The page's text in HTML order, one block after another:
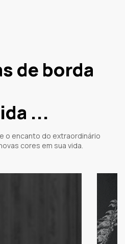
de borda
...
o encanto do extraordinário
cores em sua vida.